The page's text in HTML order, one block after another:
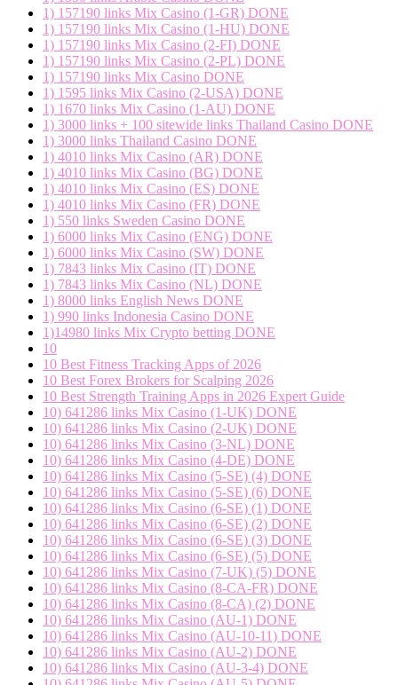
1) 157190 links Mix Casino (1-GR) DONE
1) 157190 links Mix Casino (1-HU) DONE
1) 157190 links Mix Casino (2-FI) DONE
1) 157190 links Mix Casino (2-PL) DONE
1) 157190 links Mix Casino DONE
1) 1595 links Mix Casino (2-USA) DONE
1) 1670 links Mix Casino (1-AU) DONE
1) 3000 links + 100 sitewide links Thailand Casino DONE
1) 3000 links Thailand Casino DONE
1) 4010 links Mix Casino (AR) DONE
1) 4010 links Mix Casino (BG) DONE
1) 4010 links Mix Casino (ES) DONE
1) 4010 links Mix Casino (FR) DONE
1) 550 links Sweden Casino DONE
1) 6000 links Mix Casino (ENG) DONE
1) 6000 links Mix Casino (SW) DONE
1) 7843 links Mix Casino (IT) DONE
1) 7843 links Mix Casino (NL) DONE
1) 8000 links English News DONE
1) 990 links Indonesia Casino DONE
1)14980 links Mix Crypto betting DONE
10
10 Best Fitness Tracking Apps of 2026
10 Best Forex Brokers for Scalping 2026
10 Best Strength Training Apps in 2026 Expert Guide
10) 641286 links Mix Casino (1-UK) DONE
10) 641286 links Mix Casino (2-UK) DONE
10) 641286 links Mix Casino (3-NL) DONE
10) 641286 links Mix Casino (4-DE) DONE
10) 641286 links Mix Casino (5-SE) (4) DONE
10) 641286 links Mix Casino (5-SE) (6) DONE
10) 641286 links Mix Casino (6-SE) (1) DONE
10) 641286 links Mix Casino (6-SE) (2) DONE
10) 641286 links Mix Casino (6-SE) (3) DONE
10) 641286 links Mix Casino (6-SE) (5) DONE
10) 641286 links Mix Casino (7-UK) (5) DONE
10) 641286 links Mix Casino (8-CA-FR) DONE
10) 641286 links Mix Casino (8-CA) (2) DONE
10) 641286 links Mix Casino (AU-1) DONE
10) 641286 links Mix Casino (AU-10-11) DONE
10) 641286 links Mix Casino (AU-2) DONE
10) 641286 links Mix Casino (AU-3-4) DONE